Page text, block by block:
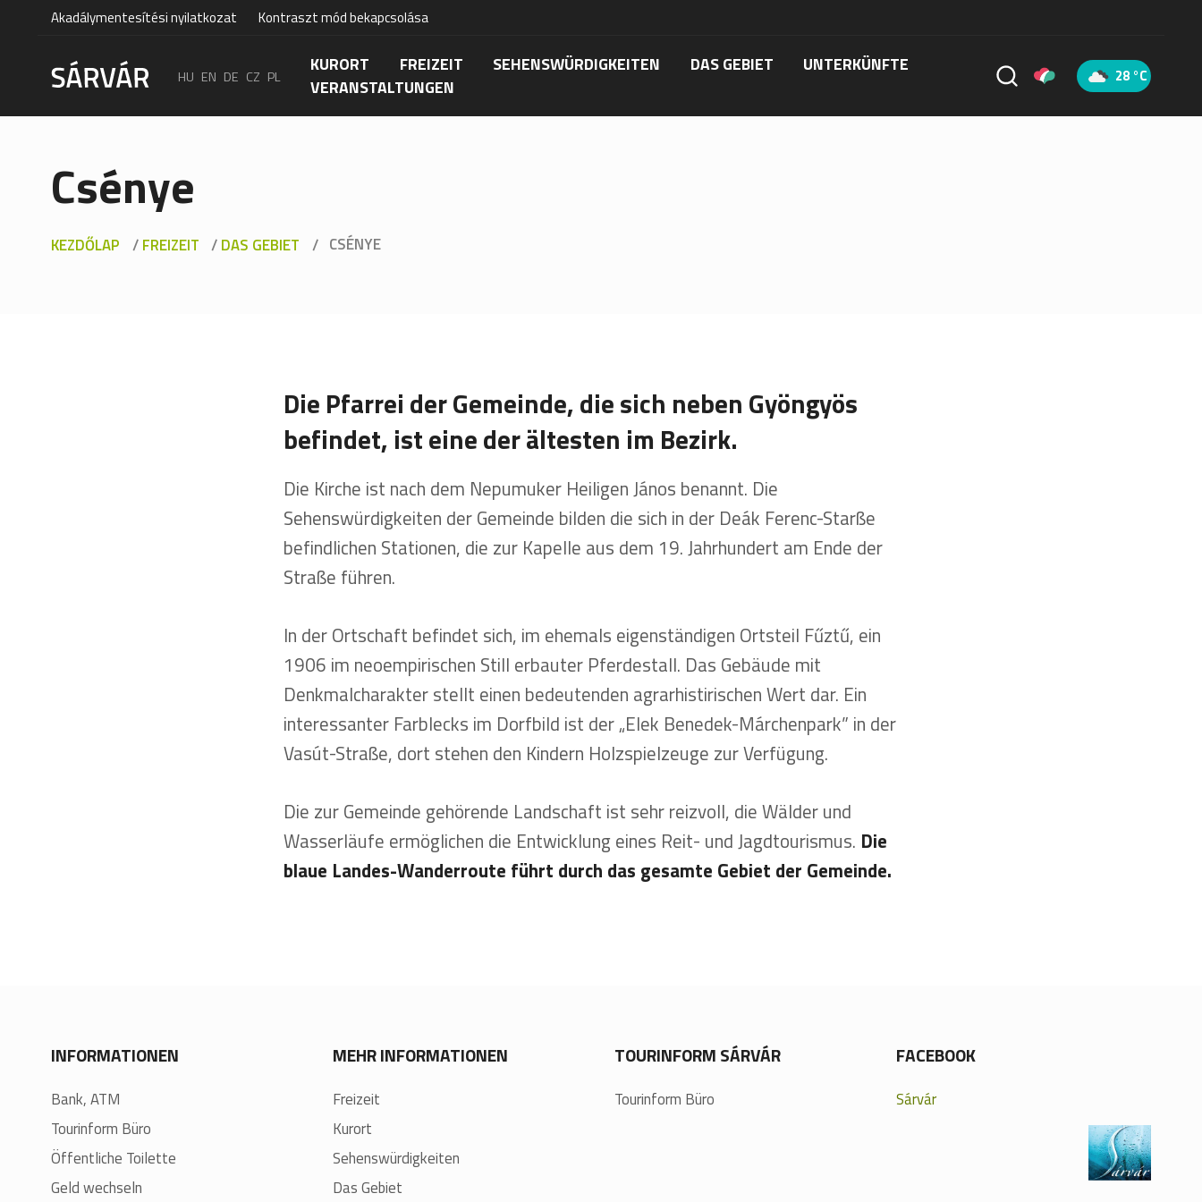
Akadálymentesítési nyilatkozat Kontraszt mód bekapcsolása
HU EN DE CZ PL
KURORT FREIZEIT SEHENSWÜRDIGKEITEN DAS GEBIET
UNTERKÜNFTE
VERANSTALTUNGEN
28 °C
Csénye
KEZDŐLAP /FREIZEIT /DAS GEBIET / CSÉNYE
Die Pfarrei der Gemeinde, die sich neben Gyöngyös
befindet, ist eine der ältesten im Bezirk.
Die Kirche ist nach dem Nepumuker Heiligen János benannt. Die
Sehenswürdigkeiten der Gemeinde bilden die sich in der Deák Ferenc-Starße
befindlichen Stationen, die zur Kapelle aus dem 19. Jahrhundert am Ende der
Straße führen.
In der Ortschaft befindet sich, im ehemals eigenständigen Ortsteil Fűztű, ein
1906 im neoempirischen Still erbauter Pferdestall. Das Gebäude mit
Denkmalcharakter stellt einen bedeutenden agrarhistirischen Wert dar. Ein
interessanter Farblecks im Dorfbild ist der „Elek Benedek-Márchenpark” in der
Vasút-Straße, dort stehen den Kindern Holzspielzeuge zur Verfügung.
Die zur Gemeinde gehörende Landschaft ist sehr reizvoll, die Wälder und
Wasserläufe ermöglichen die Entwicklung eines Reit- und Jagdtourismus. Die
blaue Landes-Wanderroute führt durch das gesamte Gebiet der Gemeinde.
INFORMATIONEN
Bank, ATM
Tourinform Büro
Öffentliche Toilette
Geld wechseln
MEHR INFORMATIONEN
Freizeit
Kurort
Sehenswürdigkeiten
Das Gebiet
TOURINFORM SÁRVÁR
Tourinform Büro
FACEBOOK
Sárvár